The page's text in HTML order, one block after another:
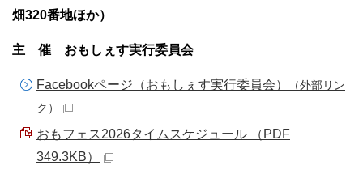
畑320番地ほか）
主 催 おもしぇす実行委員会
Facebookページ（おもしぇす実行委員会）
（外部リン
ク）
おもフェス2026タイムスケジュール （PDF
349.3KB）